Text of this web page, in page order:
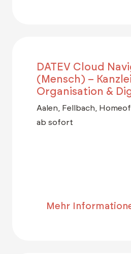
DATEV Cloud
(Mensch) –
Organisation &
Aalen, Fellbach,
ab sofort
Mehr